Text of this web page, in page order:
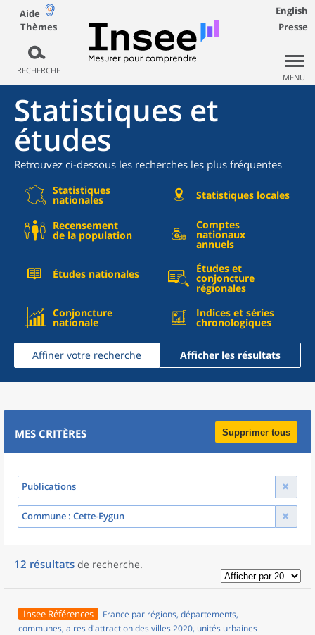
Aide
Thèmes
RECHERCHE
English
Presse
MENU
Statistiques et
études
Retrouvez ci-dessous les recherches les plus fréquentes
Statistiques
nationales Statistiques locales
Recensement
de la population
Comptes
nationaux
annuels
Études nationales Études et
conjoncture
régionales
Conjoncture
nationale
Indices et séries
chronologiques
Affiner votre recherche Afficher les résultats
MES CRITÈRES Supprimer tous
Publications
Commune : Cette-Eygun
12 résultats de recherche.
Insee Références
France par régions, départements,
communes, aires d'attraction des villes 2020, unités urbaines